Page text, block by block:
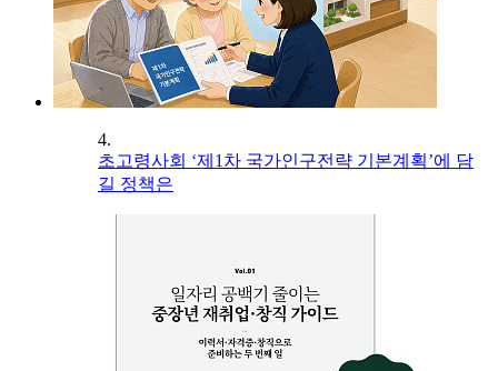
4.
초고령사회 ‘제1차 국가인구전략 기본계획’에 담
길 정책은